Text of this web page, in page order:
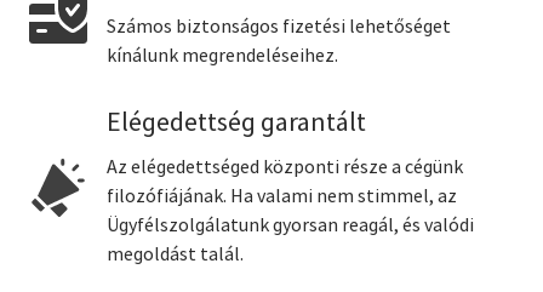
Számos biztonságos fizetési lehetőséget
kínálunk megrendeléseihez.
Elégedettség garantált
Az elégedettséged központi része a cégünk
filozófiájának. Ha valami nem stimmel, az
Ügyfélszolgálatunk gyorsan reagál, és valódi
megoldást talál.